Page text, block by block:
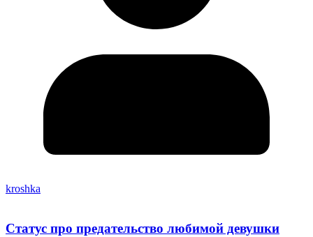
kroshka
Статус про предательство любимой девушки